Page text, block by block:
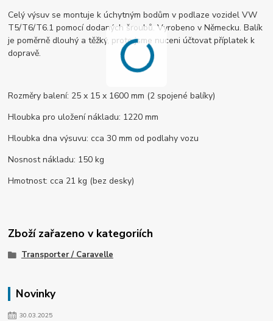
Novinky
30.03.2025
Celý výsuv se montuje k úchytným bodům v podlaze vozidel VW
T5/T6/T6.1 pomocí dodaných šroubů. Vyrobeno v Německu. Balík
je poměrně dlouhý a těžký, proto jsme nuceni účtovat příplatek k
dopravě.
Rozměry balení: 25 x 15 x 1600 mm (2 spojené balíky)
Hloubka pro uložení nákladu: 1220 mm
Hloubka dna výsuvu: cca 30 mm od podlahy vozu
Nosnost nákladu: 150 kg
Hmotnost: cca 21 kg (bez desky)
Zboží zařazeno v kategoriích
Transporter / Caravelle